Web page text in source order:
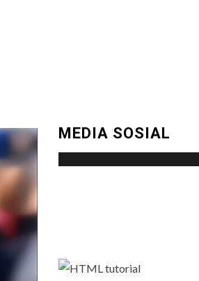
MEDIA SOSIALHukum,
9